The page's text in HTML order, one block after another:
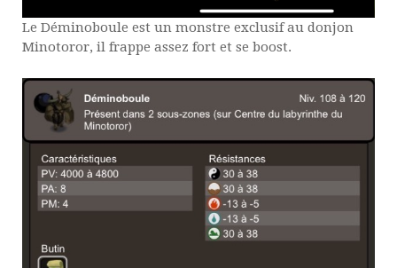
Le Déminoboule est un monstre exclusif au donjon
Minotoror, il frappe assez fort et se boost.